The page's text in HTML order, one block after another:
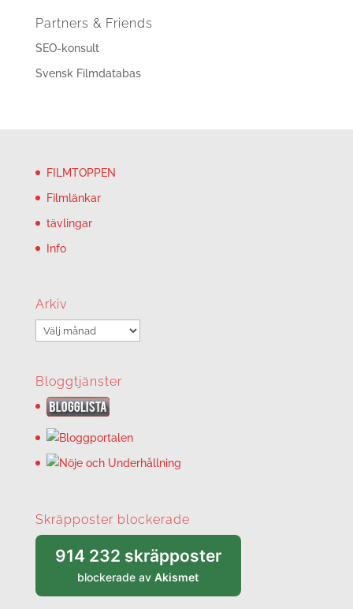
Partners & Friends
SEO-konsult
Svensk Filmdatabas
FILMTOPPEN
Filmlänkar
tävlingar
Info
Arkiv
Arkiv
Bloggtjänster
Skräpposter blockerade
914 232 skräpposter
blockerade avAkismet